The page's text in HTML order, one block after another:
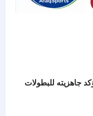
جاهزيته للبطولات